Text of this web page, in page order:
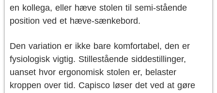
en kollega, eller hæve stolen til semi-stående
position ved et hæve-sænkebord.
Den variation er ikke bare komfortabel, den er
fysiologisk vigtig. Stillestående siddestillinger,
uanset hvor ergonomisk stolen er, belaster
kroppen over tid. Capisco løser det ved at gøre